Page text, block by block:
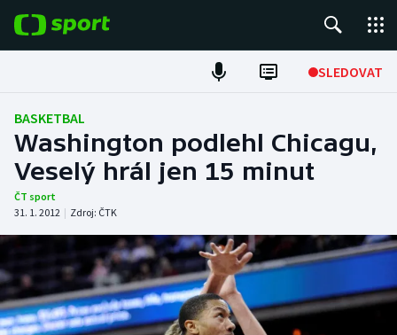
SLEDOVAT
ME v atletice
ME v plavání
Fotbal
Hokej
Tenis
DALŠÍ SPORTY
BASKETBAL
Washington podlehl Chicagu,
Veselý hrál jen 15 minut
ČT sport
31. 1. 2012 | Zdroj: ČTK